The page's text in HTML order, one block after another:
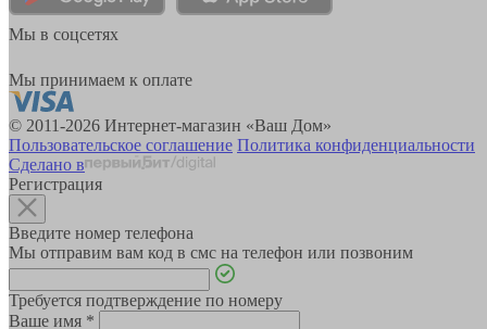
Мы в соцсетях
Мы принимаем к оплате
© 2011-2026 Интернет-магазин «Ваш Дом»
Пользовательское соглашение Политика конфиденциальности
Сделано в
Регистрация
Введите номер телефона
Мы отправим вам код в смс на телефон или позвоним
Требуется подтверждение по номеру
Ваше имя *